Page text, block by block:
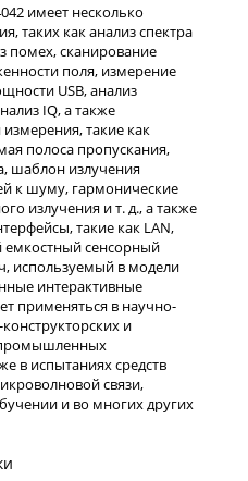
имеет несколько
таких как анализ спектра
помех, сканирование
поля, измерение
USB, анализ
IQ, а также
такие как
полоса пропускания,
шаблон излучения
к шуму, гармонические
излучения и т. д., а также
такие как LAN,
емкостный сенсорный
используемый в модели
интерактивные
применяться в научно-
и
промышленных
в испытаниях средств
связи,
и во многих других